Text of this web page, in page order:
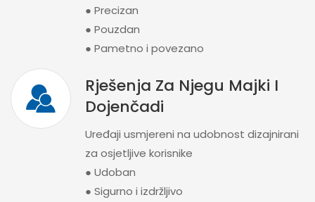
● Precizan
● Pouzdan
● Pametno i povezano
Rješenja Za Njegu Majki I
Dojenčadi
Uređaji usmjereni na udobnost dizajnirani
za osjetljive korisnike
● Udoban
● Sigurno i izdržljivo